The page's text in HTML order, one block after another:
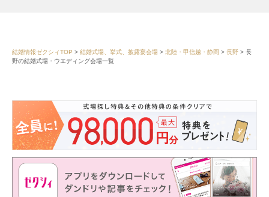
結婚情報ゼクシィTOP 結婚式場、挙式、披露宴会場 北陸・甲信越・静岡 長野
長
野の結婚式場・ウエディング会場一覧